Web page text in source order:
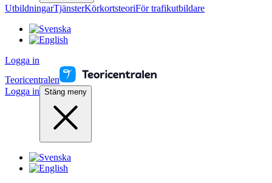
UtbildningarTjänsterKörkortsteoriFör trafikutbildare
Logga in
Teoricentralen
Logga in Stäng meny